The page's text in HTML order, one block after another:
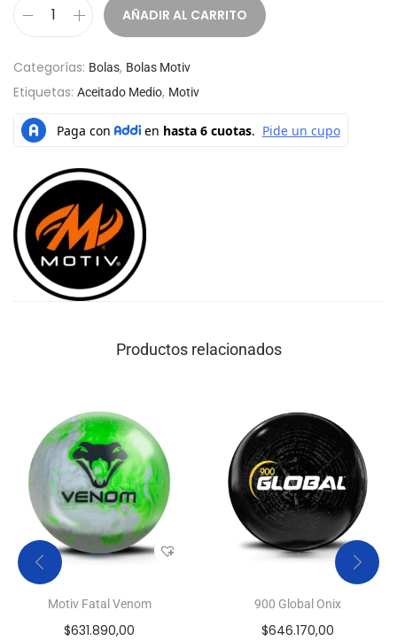
AÑADIR AL CARRITO
Categorías: Bolas, Bolas Motiv
Etiquetas: Aceitado Medio, Motiv
Productos relacionados
Motiv Fatal Venom
$631.890,00
900 Global Onix
$646.170,00